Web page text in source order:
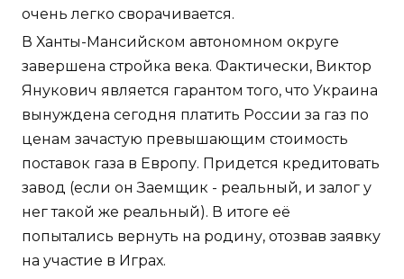
очень легко сворачивается.
В Ханты-Мансийском автономном округе
завершена стройка века. Фактически, Виктор
Янукович является гарантом того, что Украина
вынуждена сегодня платить России за газ по
ценам зачастую превышающим стоимость
поставок газа в Европу. Придется кредитовать
завод (если он Заемщик - реальный, и залог у
нег такой же реальный). В итоге её
попытались вернуть на родину, отозвав заявку
на участие в Играх.